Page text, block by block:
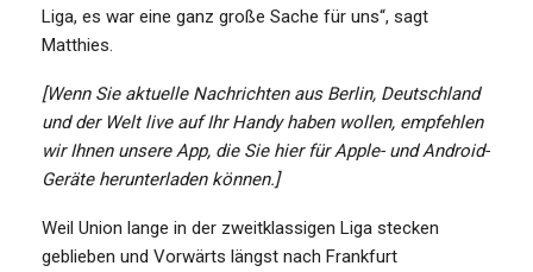
Liga, es war eine ganz große Sache für uns“, sagt
Matthies.
[Wenn Sie aktuelle Nachrichten aus Berlin, Deutschland
und der Welt live auf Ihr Handy haben wollen, empfehlen
wir Ihnen unsere App, die Sie hierfür Apple- und Android-
Geräte herunterladen können.]
Weil Union lange in der zweitklassigen Liga stecken
geblieben und Vorwärts längst nach Frankfurt